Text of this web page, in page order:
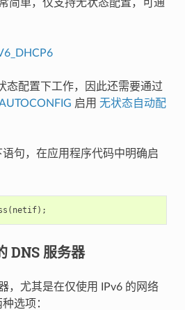
简单，仅支持无状态配置，可通
态配置下工作，因此还需要通过
启用 无状态自动配
句，在应用程序代码中明确启
( netif);
DNS 服务器
，尤其是在仅使用 IPv6 的网络
选项：